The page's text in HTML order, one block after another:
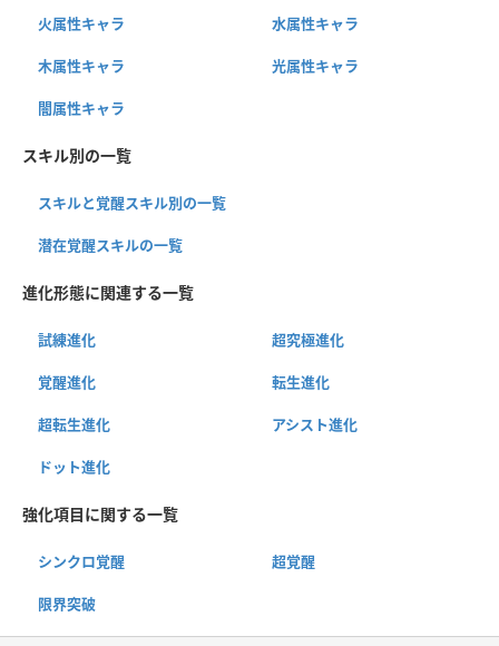
火属性キャラ 水属性キャラ
木属性キャラ 光属性キャラ
闇属性キャラ
スキル別の一覧
スキルと覚醒スキル別の一覧
潜在覚醒スキルの一覧
進化形態に関連する一覧
試練進化 超究極進化
覚醒進化 転生進化
超転生進化 アシスト進化
ドット進化
強化項目に関する一覧
シンクロ覚醒 超覚醒
限界突破